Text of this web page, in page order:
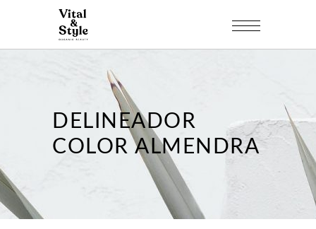
DELINEADOR
COLOR ALMENDRA